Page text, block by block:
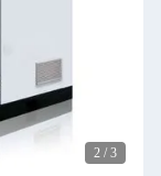
2 / 3